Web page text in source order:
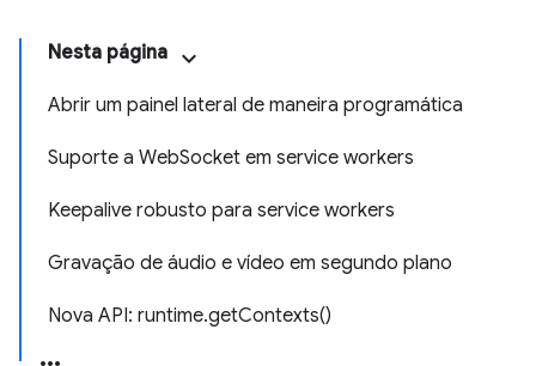
Nesta página
Abrir um painel lateral de maneira programática
Suporte a WebSocket em service workers
Keepalive robusto para service workers
Gravação de áudio e vídeo em segundo plano
Nova API: runtime.getContexts()